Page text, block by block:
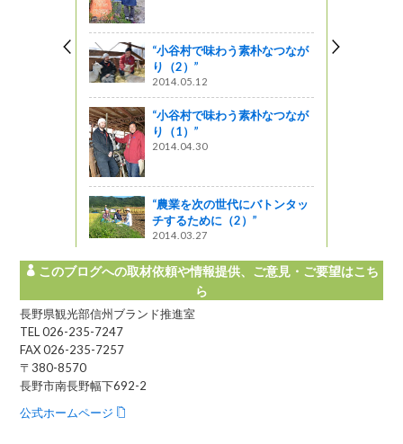
“小谷村で味わう素朴なつなが
り（2）”
2014.05.12
“小谷村で味わう素朴なつなが
り（1）”
2014.04.30
“農業を次の世代にバトンタッ
チするために（2）”
2014.03.27
このブログへの取材依頼や情報提供、ご意見・ご要望はこち
ら
長野県観光部信州ブランド推進室
TEL 026-235-7247
FAX 026-235-7257
〒380-8570
長野市南長野幅下692-2
公式ホームページ